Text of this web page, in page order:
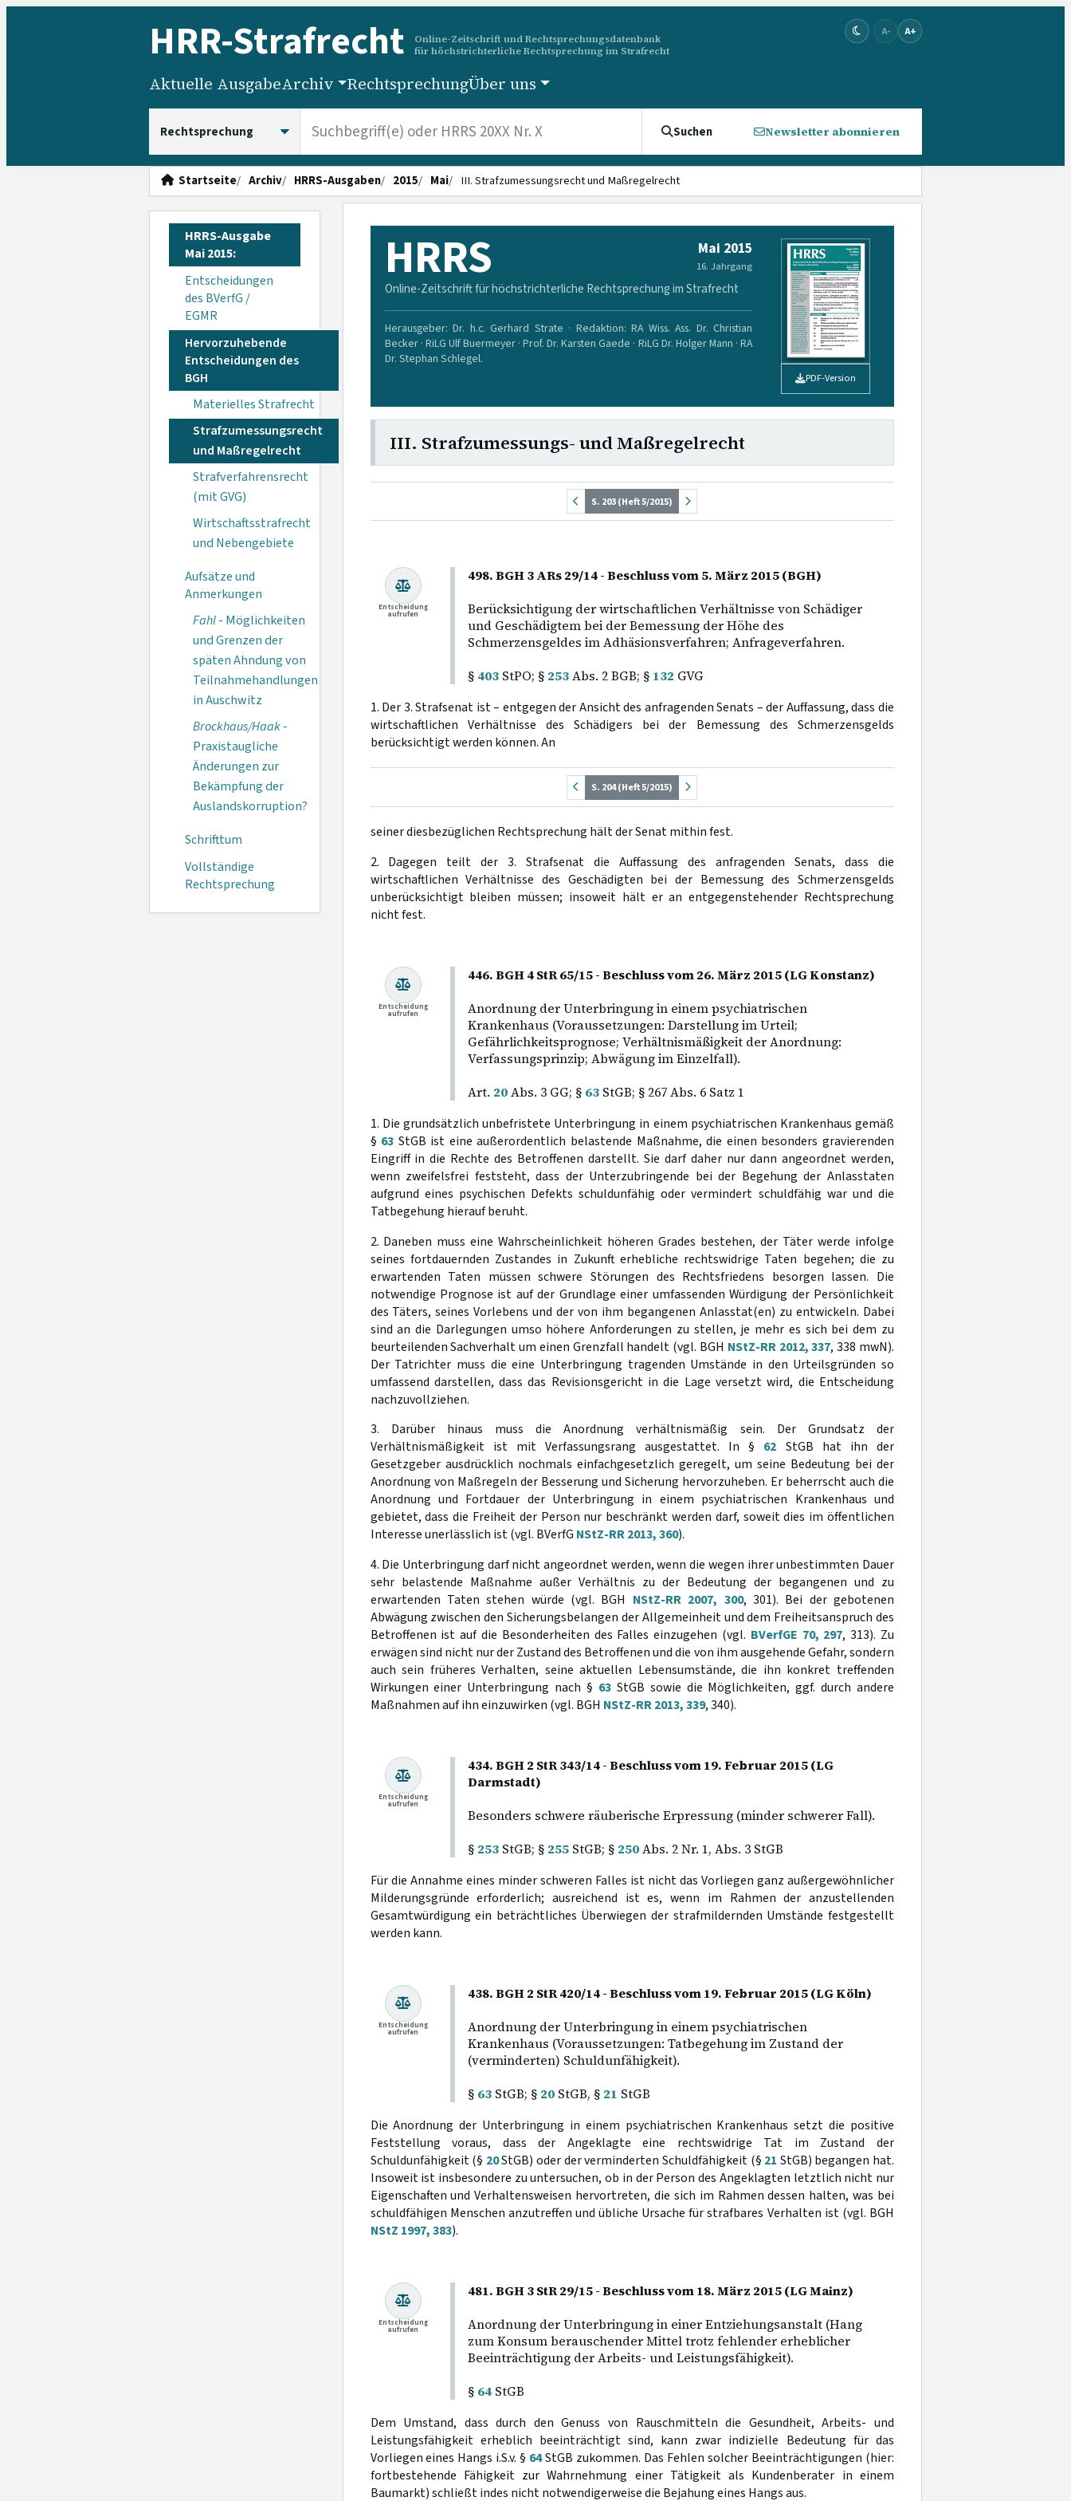
HRR-Strafrecht
Online-Zeitschrift und Rechtsprechungsdatenbank
für höchstrichterliche Rechtsprechung im Strafrecht
A- A+
Aktuelle AusgabeArchiv RechtsprechungÜber uns
Suchen Newsletter abonnieren
Startseite Archiv HRRS-Ausgaben 2015 Mai III. Strafzumessungsrecht und Maßregelrecht
HRRS-Ausgabe
Mai 2015:
Entscheidungen
des BVerfG /
EGMR
Hervorzuhebende
Entscheidungen des
BGH
Materielles Strafrecht
Strafzumessungsrecht
und Maßregelrecht
Strafverfahrensrecht
(mit GVG)
Wirtschaftsstrafrecht
und Nebengebiete
Aufsätze und
Anmerkungen
Fahl- Möglichkeiten
und Grenzen der
späten Ahndung von
Teilnahmehandlungen
in Auschwitz
Brockhaus/Haak-
Praxistaugliche
Änderungen zur
Bekämpfung der
Auslandskorruption?
Schrifttum
Vollständige
Rechtsprechung
HRRS Mai 2015
16. Jahrgang
Online-Zeitschrift für höchstrichterliche Rechtsprechung im Strafrecht
Herausgeber: Dr. h.c. Gerhard Strate · Redaktion: RA Wiss. Ass. Dr. Christian
Becker · RiLG Ulf Buermeyer · Prof. Dr. Karsten Gaede · RiLG Dr. Holger Mann · RA
Dr. Stephan Schlegel.
PDF-Version
III. Strafzumessungs- und Maßregelrecht
S. 203 (Heft 5/2015)
498. BGH 3 ARs 29/14 - Beschluss vom 5. März 2015 (BGH)
Berücksichtigung der wirtschaftlichen Verhältnisse von Schädiger
und Geschädigtem bei der Bemessung der Höhe des
Schmerzensgeldes im Adhäsionsverfahren; Anfrageverfahren.
§ 403StPO; § 253Abs. 2 BGB; § 132 GVG
Entscheidung
aufrufen
1. Der 3. Strafsenat ist – entgegen der Ansicht des anfragenden Senats – der Auffassung, dass die
wirtschaftlichen Verhältnisse des Schädigers bei der Bemessung des Schmerzensgelds
berücksichtigt werden können. An
S. 204 (Heft 5/2015)
seiner diesbezüglichen Rechtsprechung hält der Senat mithin fest.
2. Dagegen teilt der 3. Strafsenat die Auffassung des anfragenden Senats, dass die
wirtschaftlichen Verhältnisse des Geschädigten bei der Bemessung des Schmerzensgelds
unberücksichtigt bleiben müssen; insoweit hält er an entgegenstehender Rechtsprechung
nicht fest.
446. BGH 4 StR 65/15 - Beschluss vom 26. März 2015 (LG Konstanz)
Anordnung der Unterbringung in einem psychiatrischen
Krankenhaus (Voraussetzungen: Darstellung im Urteil;
Gefährlichkeitsprognose; Verhältnismäßigkeit der Anordnung:
Verfassungsprinzip; Abwägung im Einzelfall).
Art. 20Abs. 3 GG; § 63StGB; § 267 Abs. 6 Satz 1
Entscheidung
aufrufen
1. Die grundsätzlich unbefristete Unterbringung in einem psychiatrischen Krankenhaus gemäß
§ 63 StGB ist eine außerordentlich belastende Maßnahme, die einen besonders gravierenden
Eingriff in die Rechte des Betroffenen darstellt. Sie darf daher nur dann angeordnet werden,
wenn zweifelsfrei feststeht, dass der Unterzubringende bei der Begehung der Anlasstaten
aufgrund eines psychischen Defekts schuldunfähig oder vermindert schuldfähig war und die
Tatbegehung hierauf beruht.
2. Daneben muss eine Wahrscheinlichkeit höheren Grades bestehen, der Täter werde infolge
seines fortdauernden Zustandes in Zukunft erhebliche rechtswidrige Taten begehen; die zu
erwartenden Taten müssen schwere Störungen des Rechtsfriedens besorgen lassen. Die
notwendige Prognose ist auf der Grundlage einer umfassenden Würdigung der Persönlichkeit
des Täters, seines Vorlebens und der von ihm begangenen Anlasstat(en) zu entwickeln. Dabei
sind an die Darlegungen umso höhere Anforderungen zu stellen, je mehr es sich bei dem zu
beurteilenden Sachverhalt um einen Grenzfall handelt (vgl. BGH NStZ-RR 2012, 337, 338 mwN).
Der Tatrichter muss die eine Unterbringung tragenden Umstände in den Urteilsgründen so
umfassend darstellen, dass das Revisionsgericht in die Lage versetzt wird, die Entscheidung
nachzuvollziehen.
3. Darüber hinaus muss die Anordnung verhältnismäßig sein. Der Grundsatz der
Verhältnismäßigkeit ist mit Verfassungsrang ausgestattet. In § 62 StGB hat ihn der
Gesetzgeber ausdrücklich nochmals einfachgesetzlich geregelt, um seine Bedeutung bei der
Anordnung von Maßregeln der Besserung und Sicherung hervorzuheben. Er beherrscht auch die
Anordnung und Fortdauer der Unterbringung in einem psychiatrischen Krankenhaus und
gebietet, dass die Freiheit der Person nur beschränkt werden darf, soweit dies im öffentlichen
Interesse unerlässlich ist (vgl. BVerfG NStZ-RR 2013, 360).
4. Die Unterbringung darf nicht angeordnet werden, wenn die wegen ihrer unbestimmten Dauer
sehr belastende Maßnahme außer Verhältnis zu der Bedeutung der begangenen und zu
erwartenden Taten stehen würde (vgl. BGH NStZ-RR 2007, 300, 301). Bei der gebotenen
Abwägung zwischen den Sicherungsbelangen der Allgemeinheit und dem Freiheitsanspruch des
Betroffenen ist auf die Besonderheiten des Falles einzugehen (vgl. BVerfGE 70, 297, 313). Zu
erwägen sind nicht nur der Zustand des Betroffenen und die von ihm ausgehende Gefahr, sondern
auch sein früheres Verhalten, seine aktuellen Lebensumstände, die ihn konkret treffenden
Wirkungen einer Unterbringung nach § 63StGB sowie die Möglichkeiten, ggf. durch andere
Maßnahmen auf ihn einzuwirken (vgl. BGH NStZ-RR 2013, 339, 340).
434. BGH 2 StR 343/14 - Beschluss vom 19. Februar 2015 (LG
Darmstadt)
Besonders schwere räuberische Erpressung (minder schwerer Fall).
§ 253StGB; § 255StGB; § 250Abs. 2 Nr. 1, Abs. 3 StGB
Entscheidung
aufrufen
Für die Annahme eines minder schweren Falles ist nicht das Vorliegen ganz außergewöhnlicher
Milderungsgründe erforderlich; ausreichend ist es, wenn im Rahmen der anzustellenden
Gesamtwürdigung ein beträchtliches Überwiegen der strafmildernden Umstände festgestellt
werden kann.
438. BGH 2 StR 420/14 - Beschluss vom 19. Februar 2015 (LG Köln)
Anordnung der Unterbringung in einem psychiatrischen
Krankenhaus (Voraussetzungen: Tatbegehung im Zustand der
(verminderten) Schuldunfähigkeit).
§ 63StGB; § 20StGB, § 21 StGB
Entscheidung
aufrufen
Die Anordnung der Unterbringung in einem psychiatrischen Krankenhaus setzt die positive
Feststellung voraus, dass der Angeklagte eine rechtswidrige Tat im Zustand der
Schuldunfähigkeit (§ 20StGB) oder der verminderten Schuldfähigkeit (§ 21 StGB) begangen hat.
Insoweit ist insbesondere zu untersuchen, ob in der Person des Angeklagten letztlich nicht nur
Eigenschaften und Verhaltensweisen hervortreten, die sich im Rahmen dessen halten, was bei
schuldfähigen Menschen anzutreffen und übliche Ursache für strafbares Verhalten ist (vgl. BGH
NStZ 1997, 383).
481. BGH 3 StR 29/15 - Beschluss vom 18. März 2015 (LG Mainz)
Anordnung der Unterbringung in einer Entziehungsanstalt (Hang
zum Konsum berauschender Mittel trotz fehlender erheblicher
Beeinträchtigung der Arbeits- und Leistungsfähigkeit).
§ 64StGB
Entscheidung
aufrufen
Dem Umstand, dass durch den Genuss von Rauschmitteln die Gesundheit, Arbeits- und
Leistungsfähigkeit erheblich beeinträchtigt sind, kann zwar indizielle Bedeutung für das
Vorliegen eines Hangs i.S.v. § 64StGB zukommen. Das Fehlen solcher Beeinträchtigungen (hier:
fortbestehende Fähigkeit zur Wahrnehmung einer Tätigkeit als Kundenberater in einem
Baumarkt) schließt indes nicht notwendigerweise die Bejahung eines Hangs aus.